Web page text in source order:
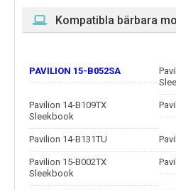
Kompatibla bärbara
PAVILION 15-B052SA
Pavilion 14-B109TX
Sleekbook
Pavilion 14-B131TU
Pavilion 15-B002TX
Sleekbook